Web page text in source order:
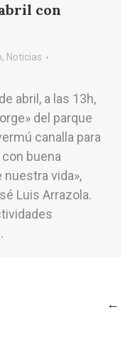
con
, Noticias
abril, a las 13h,
del parque
canalla para
buena
vida»,
Luis Arrazola.
←